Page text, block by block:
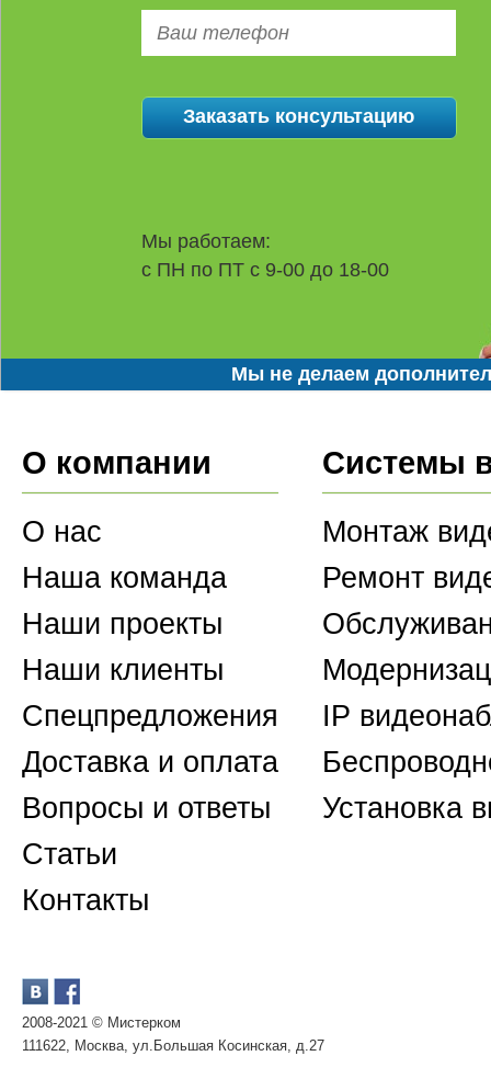
Мы работаем:
с ПН по ПТ с 9-00 до 18-00
Мы не делаем
О компании
О нас
Наша команда
Наши проекты
Наши клиенты
Спецпредложения
Доставка и оплата
Вопросы и ответы
Статьи
Контакты
2008-2021 © Мистерком
111622, Москва, ул.Большая Косинская, д.27
Системы
Монтаж
Ремонт
IP
Установка